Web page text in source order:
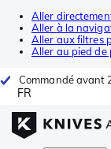
Aller
Aller à la
Aller aux filtres
Aller au pied de
Commandé avant
FR